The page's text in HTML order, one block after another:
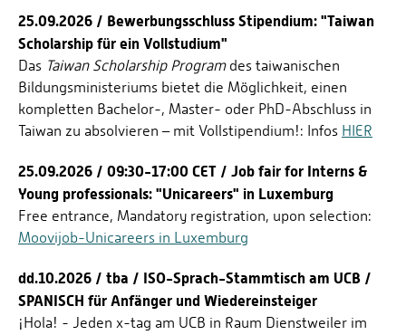
25.09.2026 / Bewerbungsschluss Stipendium: "Taiwan
Scholarship für ein Vollstudium"
Das Taiwan Scholarship Programdes taiwanischen
Bildungsministeriums bietet die Möglichkeit, einen
kompletten Bachelor-, Master- oder PhD-Abschluss in
Taiwan zu absolvieren – mit Vollstipendium!: Infos HIER
25.09.2026 / 09:30-17:00 CET / Job fair for Interns &
Young professionals: "Unicareers" in Luxemburg
Free entrance, Mandatory registration, upon selection:
Moovijob-Unicareers in Luxemburg
dd.10.2026 / tba / ISO-Sprach-Stammtisch am UCB /
SPANISCH für Anfänger und Wiedereinsteiger
¡Hola! - Jeden x-tag am UCB in Raum Dienstweiler im